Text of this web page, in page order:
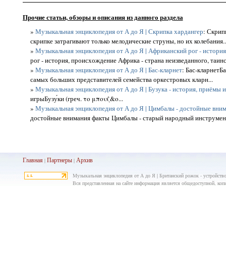
Прочие статьи, обзоры и описания из данного раздела
» Музыкальная энциклопедия от А до Я | Скрипка хардангер:
скрипке затрагивают только мелодические струны, но их
» Музыкальная энциклопедия от А до Я | Африканский рог -
рог - история, происхождение Африка - страна неизведанного,
» Музыкальная энциклопедия от А до Я | Бас-кларнет: Бас-
самых больших представителей семейства оркестровых кларн...
» Музыкальная энциклопедия от А до Я | Бузука - история, приёмы
игрыБузу́ки (греч. το μπουζ&o...
» Музыкальная энциклопедия от А до Я | Цимбалы - достойные
достойные внимания факты Цимбалы - старый народный
Главная| Партнеры| Архив
Музыкальная энциклопедия от А до Я | Британский рожок -
Вся представленная на сайте информация является общедоступной,